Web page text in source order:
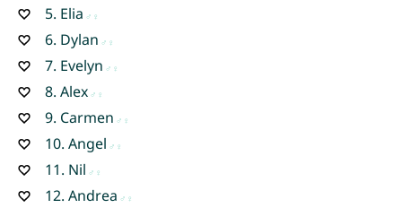
5. Elia
6. Dylan
7. Evelyn
8. Alex
9. Carmen
10. Angel
11. Nil
12. Andrea